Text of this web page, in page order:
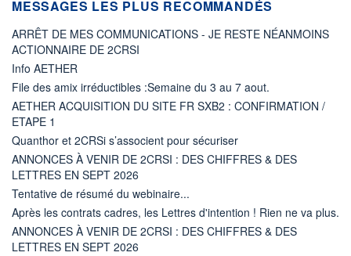
MESSAGES LES PLUS RECOMMANDÉS
ARRÊT DE MES COMMUNICATIONS - JE RESTE NÉANMOINS
ACTIONNAIRE DE 2CRSI
Info AETHER
File des amix irréductibles :Semaine du 3 au 7 aout.
AETHER ACQUISITION DU SITE FR SXB2 : CONFIRMATION /
ETAPE 1
Quanthor et 2CRSi s’associent pour sécuriser
ANNONCES À VENIR DE 2CRSI : DES CHIFFRES & DES
LETTRES EN SEPT 2026
Tentative de résumé du webinaire...
Après les contrats cadres, les Lettres d'intention ! Rien ne va plus.
ANNONCES À VENIR DE 2CRSI : DES CHIFFRES & DES
LETTRES EN SEPT 2026